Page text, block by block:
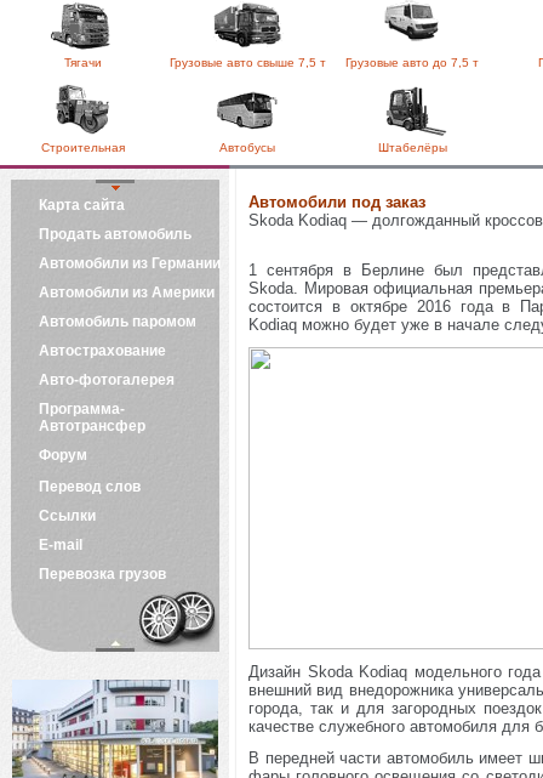
Тягачи Грузовые авто свыше 7,5 т Грузовые авто до 7,5 т
Строительная Автобусы Штабелёры
Карта сайта
Продать автомобиль
Автомобили из Германии
Автомобили из Америки
Автомобиль паромом
Автострахование
Авто-фотогалерея
Программа-
Автотрансфер
Форум
Перевод слов
Ссылки
E-mail
Перевозка грузов
Автомобили под заказ
Skoda Kodiaq — долгожданный
1 сентября в Берлине был
Skoda. Мировая официальная
состоится в октябре 2016 года в
Kodiaq можно будет уже в начале
Дизайн Skoda Kodiaq модельного
внешний вид внедорожника
города, так и для загородных
качестве служебного автомобиля для
В передней части автомобиль имеет